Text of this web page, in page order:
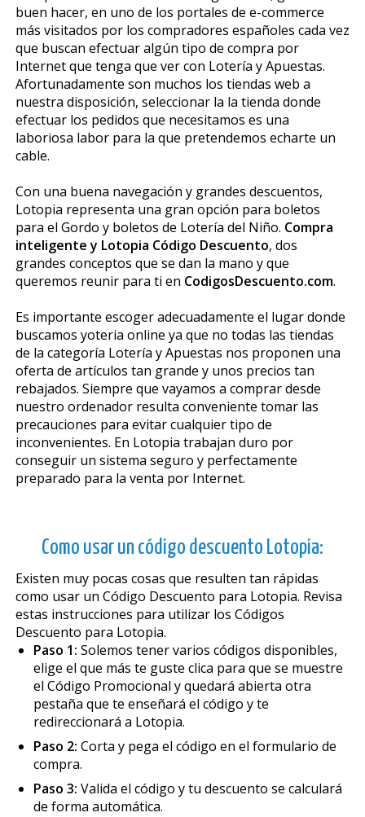
buen hacer, en uno de los portales de e-commerce
más visitados por los compradores españoles cada vez
que buscan efectuar algún tipo de compra por
Internet que tenga que ver con Lotería y Apuestas.
Afortunadamente son muchos los tiendas web a
nuestra disposición, seleccionar la la tienda donde
efectuar los pedidos que necesitamos es una
laboriosa labor para la que pretendemos echarte un
cable.
Con una buena navegación y grandes descuentos,
Lotopia representa una gran opción para boletos
para el Gordo y boletos de Lotería del Niño. Compra
inteligente y Lotopia Código Descuento, dos
grandes conceptos que se dan la mano y que
queremos reunir para ti en CodigosDescuento.com.
Es importante escoger adecuadamente el lugar donde
buscamos yoteria online ya que no todas las tiendas
de la categoría Lotería y Apuestas nos proponen una
oferta de artículos tan grande y unos precios tan
rebajados. Siempre que vayamos a comprar desde
nuestro ordenador resulta conveniente tomar las
precauciones para evitar cualquier tipo de
inconvenientes. En Lotopia trabajan duro por
conseguir un sistema seguro y perfectamente
preparado para la venta por Internet.
Como usar un código descuento Lotopia:
Existen muy pocas cosas que resulten tan rápidas
como usar un Código Descuento para Lotopia. Revisa
estas instrucciones para utilizar los Códigos
Descuento para Lotopia.
Paso 1: Solemos tener varios códigos disponibles,
elige el que más te guste clica para que se muestre
el Código Promocional y quedará abierta otra
pestaña que te enseñará el código y te
redireccionará a Lotopia.
Paso 2: Corta y pega el código en el formulario de
compra.
Paso 3: Valida el código y tu descuento se calculará
de forma automática.